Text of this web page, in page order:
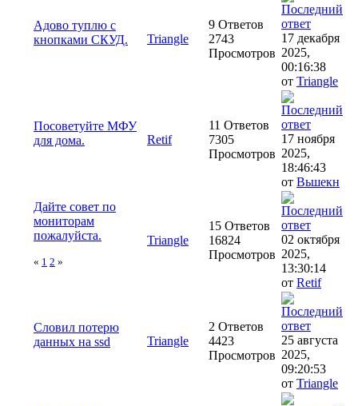
Адово туплю с
кнопками СКУД.
Triangle
9 Ответов
2743
Просмотров
17 декабря
2025,
00:16:38
от Triangle
Посоветуйте МФУ
для дома.
Retif
11 Ответов
7305
Просмотров
17 ноября
2025,
18:46:43
от Вьшекн
Дайте совет по
мониторам
пожалуйста.
« 1 2 »
Triangle
15 Ответов
16824
Просмотров
02 октября
2025,
13:30:14
от Retif
Словил потерю
данных на ssd
Triangle
2 Ответов
4423
Просмотров
25 августа
2025,
09:20:53
от Triangle